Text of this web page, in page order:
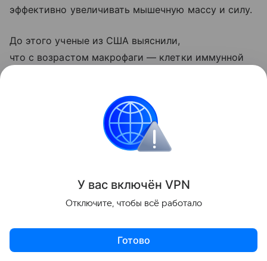
эффективно увеличивать мышечную массу и силу.
До этого ученые из США выяснили,
что с возрастом макрофаги — клетки иммунной
отработавшие нейтрофилы.
Поделиться
У вас включён VPN
Отключите, чтобы всё работало
Готово